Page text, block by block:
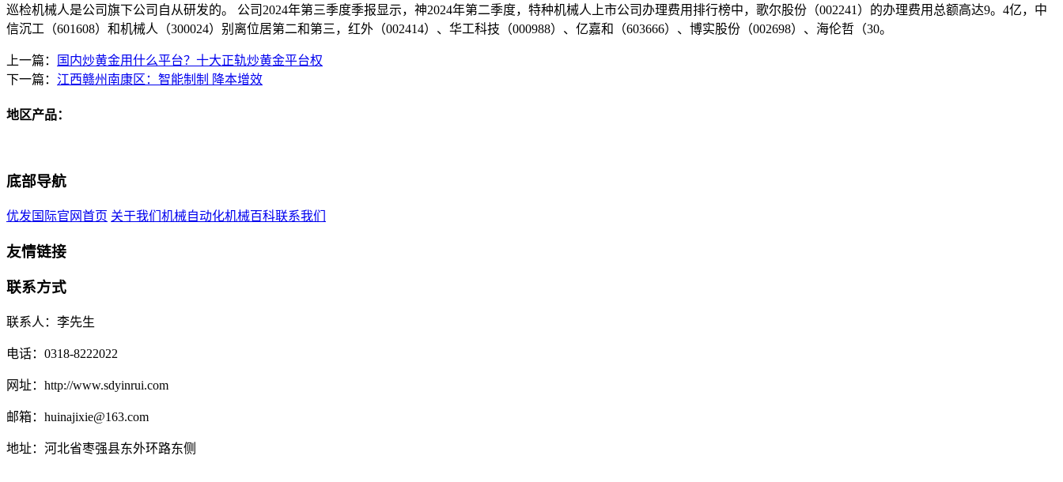
巡检机械人是公司旗下公司自从研发的。 公司2024年第三季度季报显示，神2024年第二季度，特种机械人上市公司办理费用排行榜中，歌尔股份（002241）的办理费用总额高达9。4亿，中
信沉工（601608）和机械人（300024）别离位居第二和第三，红外（002414）、华工科技（000988）、亿嘉和（603666）、博实股份（002698）、海伦哲（30。
上一篇：
国内炒黄金用什么平台？十大正轨炒黄金平台权
下一篇： 江西赣州南康区：智能制制 降本增效
地区产品：
底部导航
优发国际官网首页 关于我们 机械自动化机械百科联系我们
友情链接
联系方式
联系人：李先生
电话：0318-8222022
网址：http://www.sdyinrui.com
邮箱：huinajixie@163.com
地址：河北省枣强县东外环路东侧